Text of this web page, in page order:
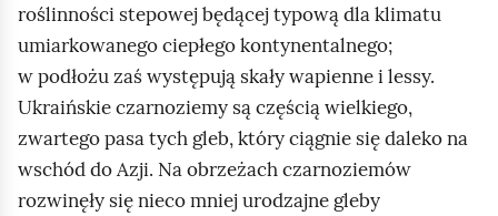
roślinności stepowej będącej typową dla klimatu
umiarkowanego ciepłego kontynentalnego;
w podłożu zaś występują skały wapienne i lessy.
Ukraińskie czarnoziemy są częścią wielkiego,
zwartego pasa tych gleb, który ciągnie się daleko na
wschód do Azji. Na obrzeżach czarnoziemów
rozwinęły się nieco mniej urodzajne gleby